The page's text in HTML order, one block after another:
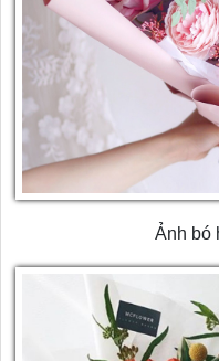
Ảnh bó